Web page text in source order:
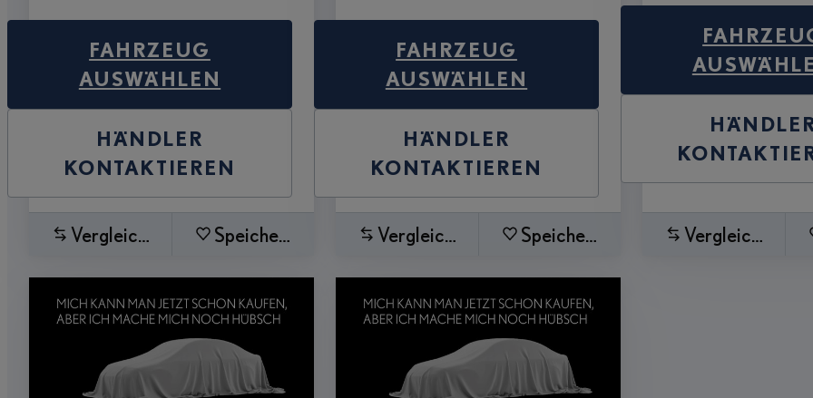
FAHRZEUG
AUSWÄHLEN
HÄNDLER
KONTAKTIEREN
Vergleichen Speichern
FAHRZEUG
AUSWÄHLEN
HÄNDLER
KONTAKTIEREN
Vergleichen Speichern Vergleichen